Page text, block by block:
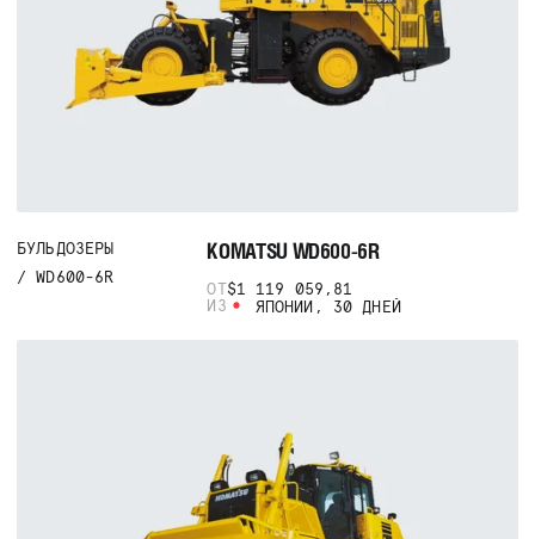
WD600-6R
БУЛЬДОЗЕРЫ KOMATSU WD600-6R
ОТ$1 119 059,81
ИЗ
ЯПОНИИ, 30 ДНЕЙ